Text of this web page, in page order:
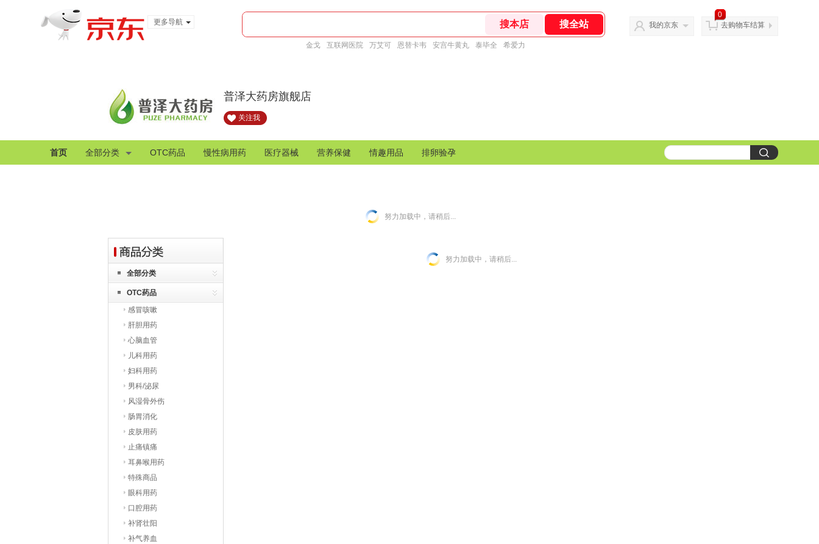
更多导航
金戈 互联网医院 万艾可 恩替卡韦 安宫牛黄丸 泰毕全 希爱力
我的京东
0
去购物车结算
普泽大药房旗舰店
关注我
首页 全部分类 OTC药品 慢性病用药 医疗器械 营养保健 情趣用品 排卵验孕
努力加载中，请稍后...
全部分类
OTC药品
感冒咳嗽
肝胆用药
心脑血管
儿科用药
妇科用药
男科/泌尿
风湿骨外伤
肠胃消化
皮肤用药
止痛镇痛
耳鼻喉用药
特殊商品
眼科用药
口腔用药
补肾壮阳
补气养血
努力加载中，请稍后...